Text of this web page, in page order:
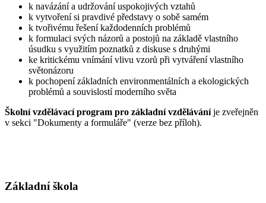
k navázání a udržování uspokojivých vztahů
k vytvoření si pravdivé představy o sobě samém
k tvořivému řešení každodenních problémů
k formulaci svých názorů a postojů na základě vlastního
úsudku s využitím poznatků z diskuse s druhými
ke kritickému vnímání vlivu vzorů při vytváření vlastního
světonázoru
k pochopení základních environmentálních a ekologických
problémů a souvislostí moderního světa
Školní vzdělávací program pro základní vzděláváníje zveřejněn
v sekci "Dokumenty a formuláře" (verze bez příloh).
Základní škola